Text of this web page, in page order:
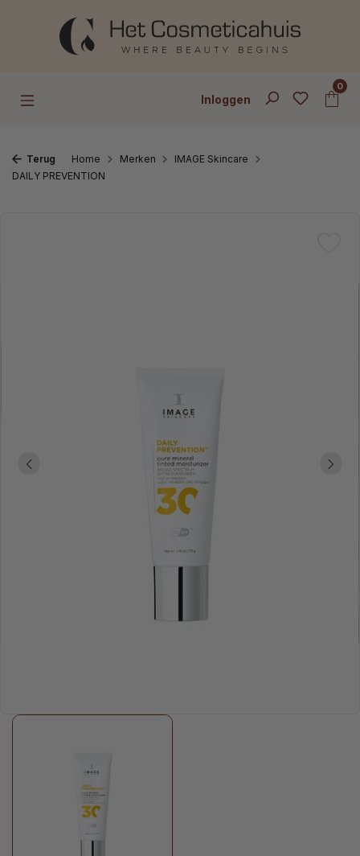
Ga naar de hoofdinhoud
Inloggen
0
Terug Home Merken
IMAGE Skincare
DAILY PREVENTION